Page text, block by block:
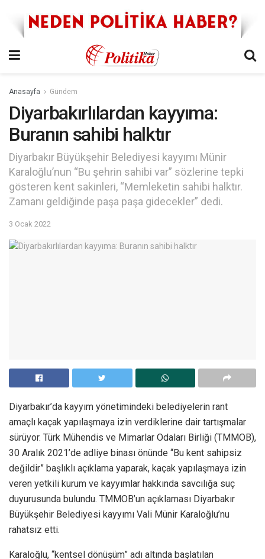
Anasayfa Gündem
Diyarbakırlılardan kayyıma:
Buranın sahibi halktır
Diyarbakır Büyükşehir Belediyesi kayyımı Münir
Karaloğlu’nun “Bu şehrin sahibi var” sözlerine tepki
gösteren kent sakinleri, “Memleketin sahibi halktır.
Zamanı geldiğinde paşa paşa gidecekler” dedi.
3 Ocak 2022
Diyarbakır’da kayyım yönetimindeki belediyelerin rant
amaçlı kaçak yapılaşmaya izin verdiklerine dair tartışmalar
sürüyor. Türk Mühendis ve Mimarlar Odaları Birliği (TMMOB),
30 Aralık 2021’de adliye binası önünde “Bu kent sahipsiz
değildir” başlıklı açıklama yaparak, kaçak yapılaşmaya izin
veren yetkili kurum ve kayyımlar hakkında savcılığa suç
duyurusunda bulundu. TMMOB’un açıklaması Diyarbakır
Büyükşehir Belediyesi kayyımı Vali Münir Karaloğlu’nu
rahatsız etti.
Karaloğlu, “kentsel dönüşüm” adı altında başlatılan